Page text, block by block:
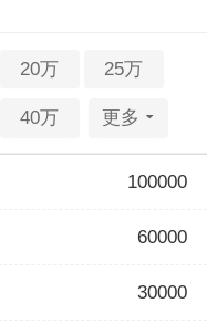
20万 25万
40万 更多
100000
60000
30000